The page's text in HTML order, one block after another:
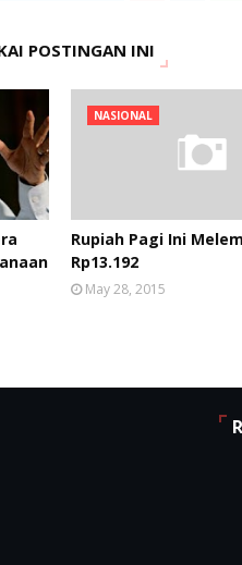
POSTINGAN INI
NASIONAL
Rupiah Pagi Ini
Rp13.192
May 28, 2015